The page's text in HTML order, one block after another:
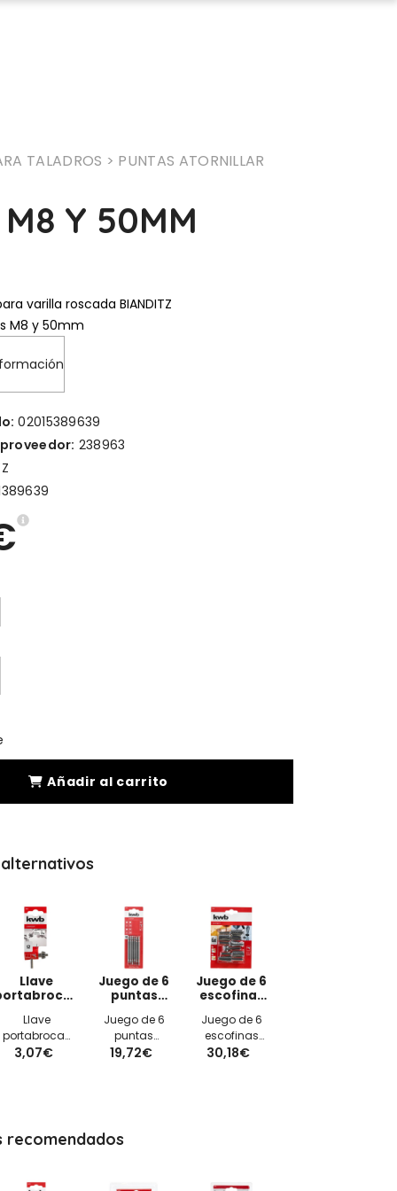
TALADROS > PUNTAS ATORNILLAR
Y 50MM
varilla roscada BIANDITZ
M8 y 50mm
02015389639
238963
Añadir al carrito
Llave
para taladro
10-13mm
Llave
portabrocas
EINHELL corta
3,07€
Juego de 6
puntas
de 100mm
Juego de 6
puntas
EINHELL
19,72€
Juego de 6
escofinas
con mango
6mm
Juego de 6
escofinas
EINHELL
30,18€
recomendados